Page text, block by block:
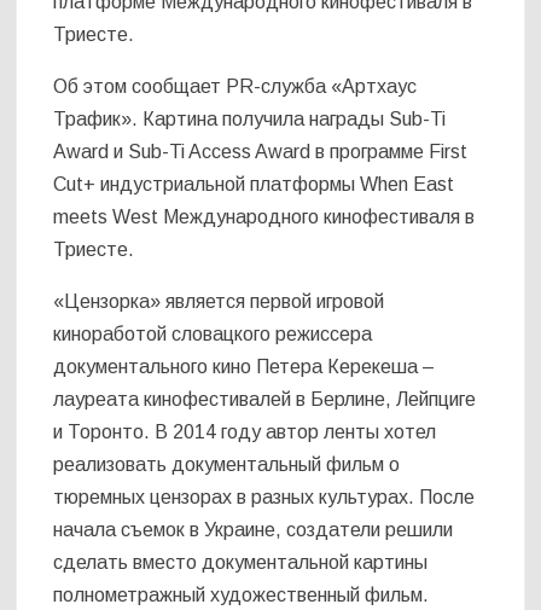
Триесте.
Об этом сообщает PR-служба «Артхаус
Трафик». Картина получила награды Sub-Ti
Award и Sub-Ti Access Award в программе First
Cut+ индустриальной платформы When East
meets West Международного кинофестиваля в
Триесте.
«Цензорка» является первой игровой
киноработой словацкого режиссера
документального кино Петера Керекеша –
лауреата кинофестивалей в Берлине, Лейпциге
и Торонто. В 2014 году автор ленты хотел
реализовать документальный фильм о
тюремных цензорах в разных культурах. После
начала съемок в Украине, создатели решили
сделать вместо документальной картины
полнометражный художественный фильм.